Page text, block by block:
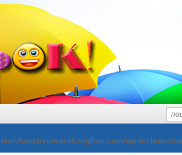
vhosts/yumorok.orgfree.com/wp-includes/